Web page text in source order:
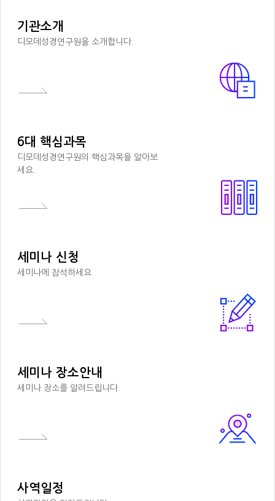
기관소개
디모데성경연구원을 소개합니다.
6대 핵심과목
디모데성경연구원의 핵심과목을 알아보
세요.
세미나 신청
세미나에 참석하세요.
세미나 장소안내
세미나 장소를 알려드립니다.
사역일정